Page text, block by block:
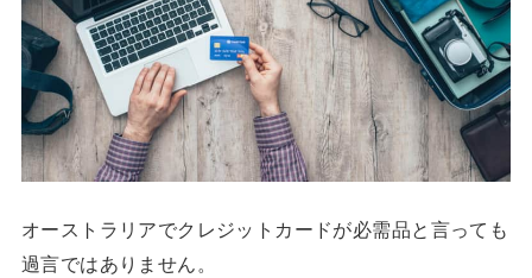
オーストラリアでクレジットカードが必需品と言っても
過言ではありません。